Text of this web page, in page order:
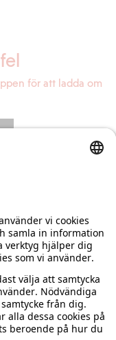
för att ladda om